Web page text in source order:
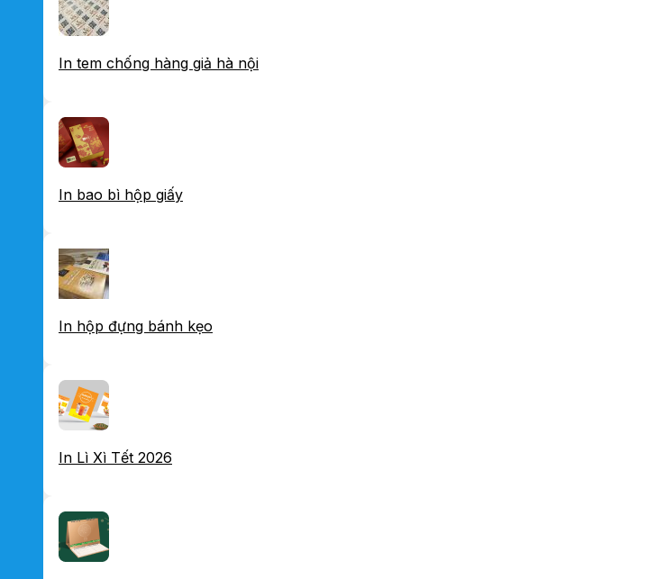
In tem chống hàng giả hà nội
In bao bì hộp giấy
In hộp đựng bánh kẹo
In Lì Xì Tết 2026